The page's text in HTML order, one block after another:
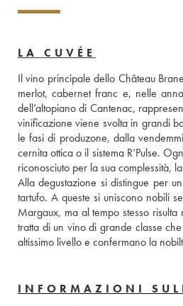
LA CUVÉE
Il vino principale dello Château
merlot, cabernet franc e, nelle
dell’altopiano di Cantenac,
vinificazione viene svolta in grandi
le fasi di produzone, dalla
cernita ottica o il sistema R’Pulse.
riconosciuto per la sua complessità,
Alla degustazione si distingue per
tartufo. A queste si uniscono nobili
Margaux, ma al tempo stesso
tratta di un vino di grande classe
altissimo livello e confermano la
INFORMAZIONI